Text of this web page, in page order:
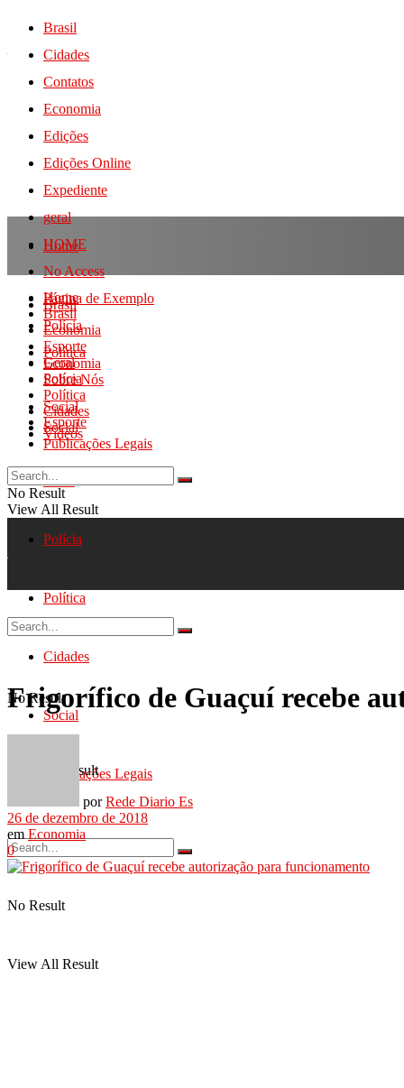
Brasil
Cidades
Contatos
Economia
Edições
Edições Online
Expediente
geral
HOME
No Access
Página de Exemplo
Polícia
Política
Sobre Nós
Social
Videos
Home
Brasil
Economia
Esporte
Geral
Polícia
Política
Cidades
Social
Publicações Legais
No Result
View All Result
Home
Brasil
Economia
Esporte
Geral
Polícia
Política
Cidades
Social
Publicações Legais
No Result
View All Result
No Result
View All Result
Frigorífico de Guaçuí recebe
por Rede Diario Es
26 de dezembro de 2018
em Economia
0